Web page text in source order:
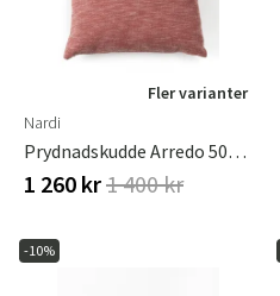
Fler varianter
Nardi
Prydnadskudde Arredo 50x50 Maximo Cannella Sun
1 260 kr1 400 kr
-10%